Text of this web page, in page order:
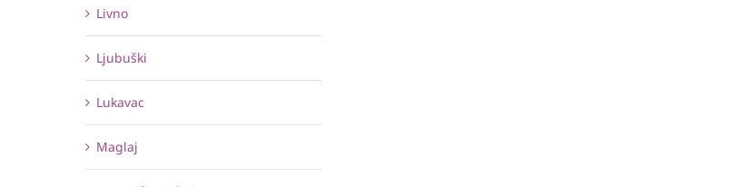
Livno
Ljubuški
Lukavac
Maglaj